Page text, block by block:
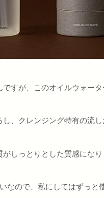
ですが、このオイルウォー
、クレンジング特有の流し
しっとりとした質感になり
なので、私にしてはずっと